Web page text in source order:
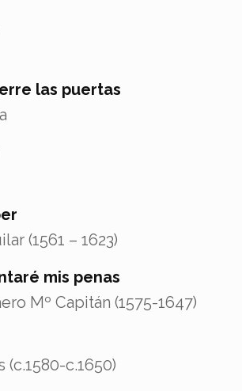
las puertas
(1561 – 1623)
mis penas
Mº Capitán (1575-1647)
(c.1580-c.1650)